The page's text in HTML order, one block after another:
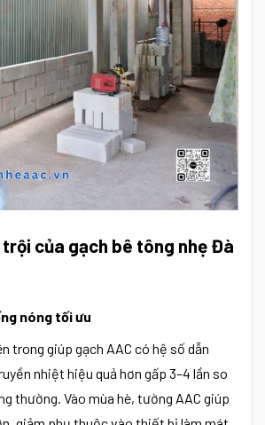
của gạch bê tông nhẹ Đà
nóng tối ưu
trong giúp gạch AAC có hệ số dẫn
nhiệt hiệu quả hơn gấp 3–4 lần so
thường. Vào mùa hè, tường AAC giúp